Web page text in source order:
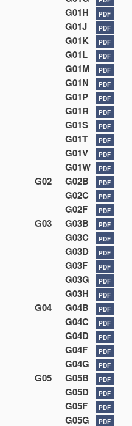
G01H PDF
G01J PDF
G01K PDF
G01L PDF
G01M PDF
G01N PDF
G01P PDF
G01R PDF
G01S PDF
G01T PDF
G01V PDF
G01W PDF
G02 G02B PDF
G02C PDF
G02F PDF
G03 G03B PDF
G03C PDF
G03D PDF
G03F PDF
G03G PDF
G03H PDF
G04 G04B PDF
G04C PDF
G04D PDF
G04F PDF
G04G PDF
G05 G05B PDF
G05D PDF
G05F PDF
G05G PDF